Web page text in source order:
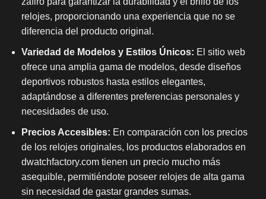
relojes, proporcionando una experiencia que no se
diferencia del producto original.
Variedad de Modelos y Estilos Únicos: El sitio web
ofrece una amplia gama de modelos, desde diseños
deportivos robustos hasta estilos elegantes,
adaptándose a diferentes preferencias personales y
necesidades de uso.
Precios Accesibles: En comparación con los precios
de los relojes originales, los productos elaborados en
dwatchfactory.com tienen un precio mucho más
asequible, permitiéndote poseer relojes de alta gama
sin necesidad de gastar grandes sumas.